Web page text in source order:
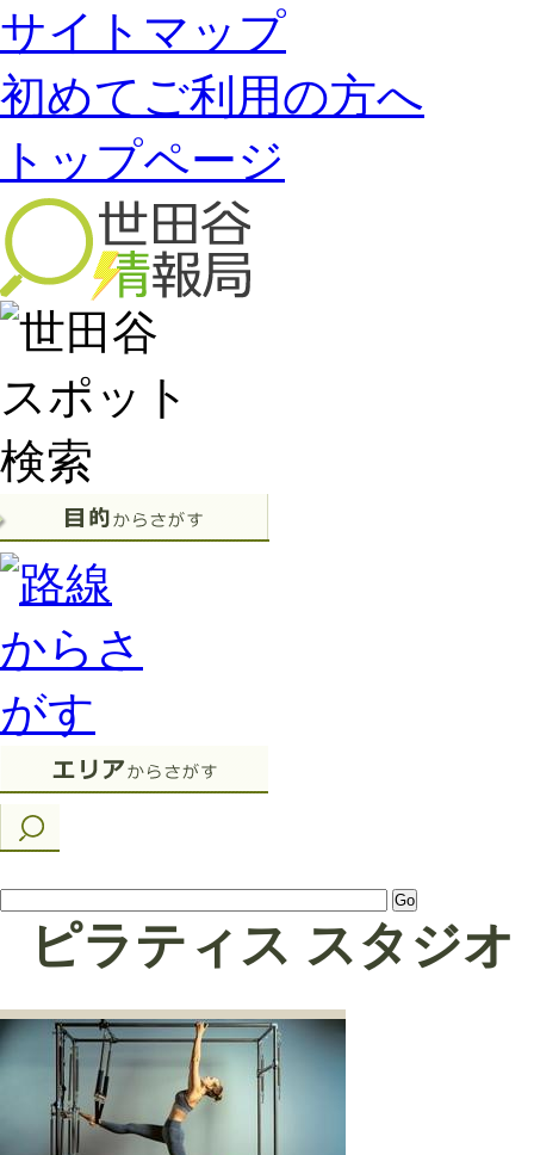
サイトマップ
初めてご利用の方へ
トップページ
ピラティス スタジオ